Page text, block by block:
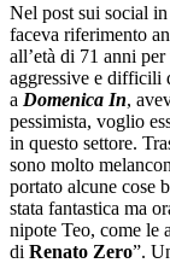
Nel post sui social
faceva riferimento
all’età di 71 anni
aggressive e difficili
a Domenica In,
pessimista, voglio
in questo settore.
sono molto
portato alcune cose
stata fantastica ma
nipote Teo, come le
di Renato Zero”.